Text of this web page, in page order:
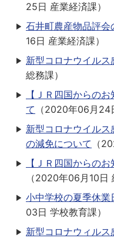
25日 産業経済課）
石井町農産物品評会
16日 産業経済課）
新型コロナウイルス
総務課）
【ＪＲ四国からの
て （2020年06月24
新型コロナウイル
の減免について （
【ＪＲ四国からの
（2020年06月10日
小中学校の夏季休業
03日 学校教育課）
新型コロナウィル